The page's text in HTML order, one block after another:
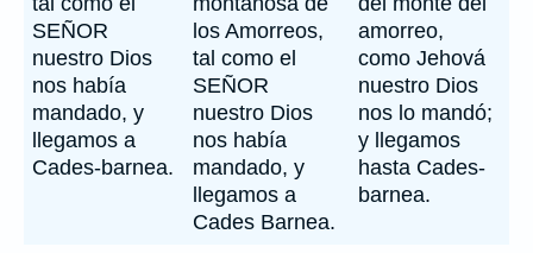
SEÑOR
nuestro Dios
nos había
mandado, y
llegamos a
Cades-barnea.
los Amorreos,
tal como el
SEÑOR
nuestro Dios
nos había
mandado, y
llegamos a
Cades Barnea.
amorreo,
como Jehová
nuestro Dios
nos lo mandó;
y llegamos
hasta Cades-
barnea.